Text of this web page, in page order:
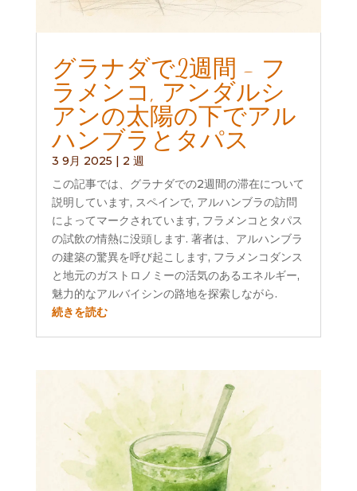
グラナダで2週間 - フ
ラメンコ, アンダルシ
アンの太陽の下でアル
ハンブラとタパス
3 9月 2025 | 2 週
この記事では、グラナダでの2週間の滞在について
説明しています, スペインで, アルハンブラの訪問
によってマークされています, フラメンコとタパス
の試飲の情熱に没頭します. 著者は、アルハンブラ
の建築の驚異を呼び起こします, フラメンコダンス
と地元のガストロノミーの活気のあるエネルギー,
魅力的なアルバイシンの路地を探索しながら.
続きを読む